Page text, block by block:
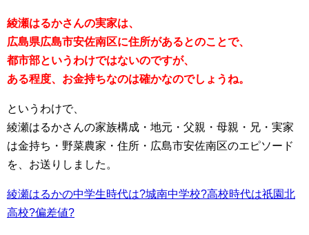
綾瀬はるかさんの実家は、
広島県広島市安佐南区に住所があるとのことで、
都市部というわけではないのですが、
ある程度、お金持ちなのは確かなのでしょうね。
というわけで、
綾瀬はるかさんの家族構成・地元・父親・母親・兄・実家
は金持ち・野菜農家・住所・広島市安佐南区のエピソード
を、お送りしました。
綾瀬はるかの中学生時代は?城南中学校?高校時代は祇園北
高校?偏差値?